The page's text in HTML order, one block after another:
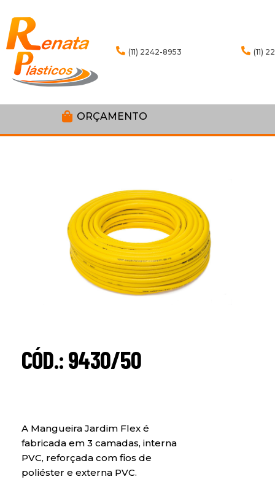
(11) 2242-8953 (11)
ORÇAMENTO
CÓD.: 9430/50
A Mangueira Jardim Flex é
fabricada em 3 camadas, interna
PVC, reforçada com fios de
poliéster e externa PVC.